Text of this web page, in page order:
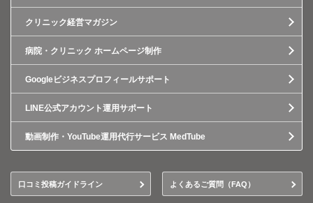
クリニック経営マガジン
病院・クリニック ホームページ制作
Googleビジネスプロフィールサポート
LINE公式アカウント運用サポート
動画制作・YouTube運用代行サービス MedTube
口コミ投稿ガイドライン よくあるご質問（FAQ）